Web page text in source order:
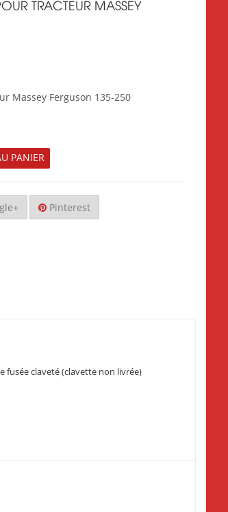
TRACTEUR MASSEY
Massey Ferguson 135-250
PANIER
Pinterest
fusée claveté (clavette non livrée)